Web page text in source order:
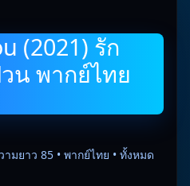
(2021) รัก
น พากย์ไทย
มยาว 85 • พากย์ไทย • ทั้งหมด